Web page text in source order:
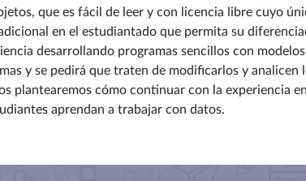
que es fácil de leer y con licencia libre cuyo
en el estudiantado que permita su
desarrollando programas sencillos con
y se pedirá que traten de modificarlos y
plantearemos cómo continuar con la experiencia
aprendan a trabajar con datos.